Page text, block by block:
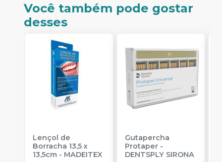
Você também pode gostar
desses
Lençol de
Borracha 13,5 x
13,5cm - MADEITEX
Gutapercha
Protaper-
DENTSPLY SIRONA